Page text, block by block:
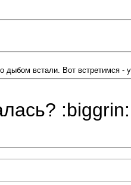
дыбом встали. Вот встретимся -
:biggrin: